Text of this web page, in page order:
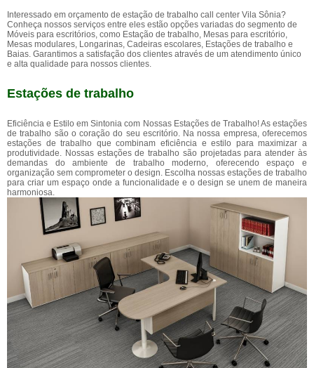
Interessado em orçamento de estação de trabalho call center Vila Sônia?
Conheça nossos serviços entre eles estão opções variadas do segmento de
Móveis para escritórios, como Estação de trabalho, Mesas para escritório,
Mesas modulares, Longarinas, Cadeiras escolares, Estações de trabalho e
Baias. Garantimos a satisfação dos clientes através de um atendimento único
e alta qualidade para nossos clientes.
Estações de trabalho
Eficiência e Estilo em Sintonia com Nossas Estações de Trabalho! As estações
de trabalho são o coração do seu escritório. Na nossa empresa, oferecemos
estações de trabalho que combinam eficiência e estilo para maximizar a
produtividade. Nossas estações de trabalho são projetadas para atender às
demandas do ambiente de trabalho moderno, oferecendo espaço e
organização sem comprometer o design. Escolha nossas estações de trabalho
para criar um espaço onde a funcionalidade e o design se unem de maneira
harmoniosa.